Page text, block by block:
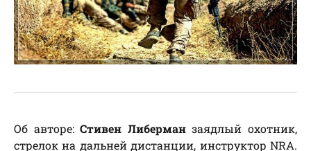
Об авторе:Стивен Либерманзаядлый охотник,
стрелок на дальней дистанции, инструктор NRA.